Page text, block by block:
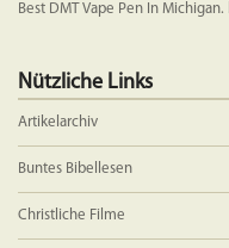
Best DMT Vape Pen In Michigan.
Nützliche Links
Artikelarchiv
Buntes Bibellesen
Christliche Filme